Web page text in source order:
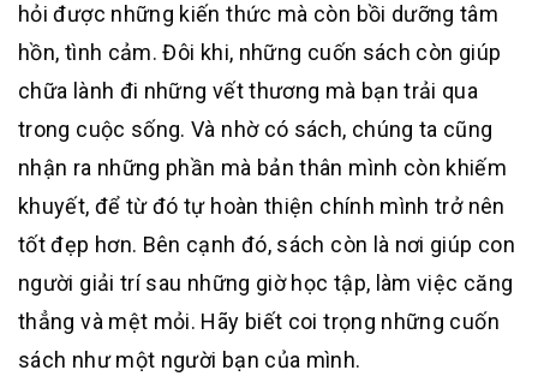
hỏi được những kiến thức mà còn bồi dưỡng tâm
hồn, tình cảm. Đôi khi, những cuốn sách còn giúp
chữa lành đi những vết thương mà bạn trải qua
trong cuộc sống. Và nhờ có sách, chúng ta cũng
nhận ra những phần mà bản thân mình còn khiếm
khuyết, để từ đó tự hoàn thiện chính mình trở nên
tốt đẹp hơn. Bên cạnh đó, sách còn là nơi giúp con
người giải trí sau những giờ học tập, làm việc căng
thẳng và mệt mỏi. Hãy biết coi trọng những cuốn
sách như một người bạn của mình.